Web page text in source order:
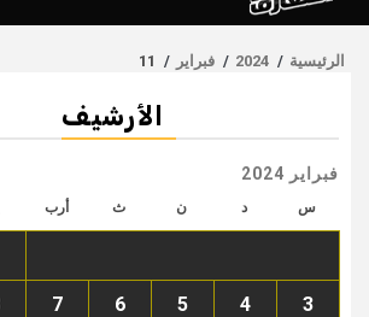
الرئيسية 2024 فبراير 11
الأرشيف
فبراير 2024
س د ن ث أرب
3
4
5
6
7